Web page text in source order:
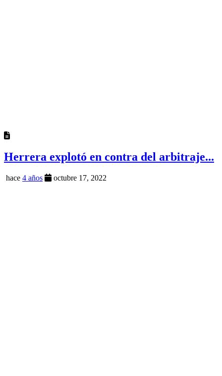
Herrera explotó en contra del arbitraje...
hace 4 años octubre 17, 2022